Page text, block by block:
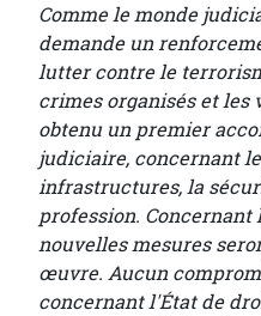
Comme le monde
demande un
lutter contre le
crimes organisés et les
obtenu un premier
judiciaire, concernant
infrastructures, la
profession.
nouvelles mesures
œuvre. Aucun
concernant l'État de